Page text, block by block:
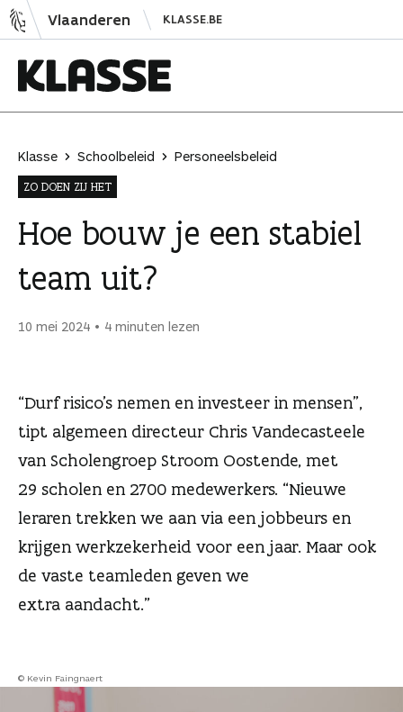
N
a
Vlaanderen KLASSE.BE
a
s
s
e
Klasse Schoolbeleid
Personeelsbeleid
ZO DOEN ZIJ HET
Hoe bouw je een stabiel
team uit?
10 mei 2024 4 minuten lezen
“Durf risico’s nemen en investeer in mensen”,
tipt algemeen directeur Chris Vandecasteele
van Scholengroep Stroom Oostende, met
29 scholen en 2700 medewerkers. “Nieuwe
leraren trekken we aan via een jobbeurs en
krijgen werkzekerheid voor een jaar. Maar ook
de vaste teamleden geven we
extra aandacht.”
© Kevin Faingnaert